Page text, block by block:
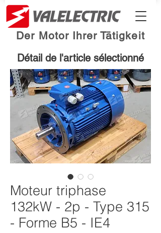
Der Motor Ihrer Tätigkeit
Détail de l'article sélectionné
Moteur triphase
132kW - 2p - Type 315
- Forme B5 - IE4